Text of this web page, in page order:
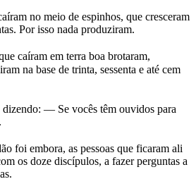
no meio de espinhos, que cresceram
Por isso nada produziram.
caíram em terra boa brotaram,
na base de trinta, sessenta e até cem
dizendo: — Se vocês têm ouvidos para
foi embora, as pessoas que ficaram ali
os doze discípulos, a fazer perguntas a